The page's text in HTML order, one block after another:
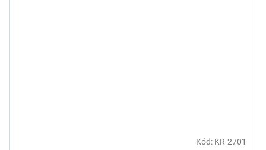
Kód: KR-2701